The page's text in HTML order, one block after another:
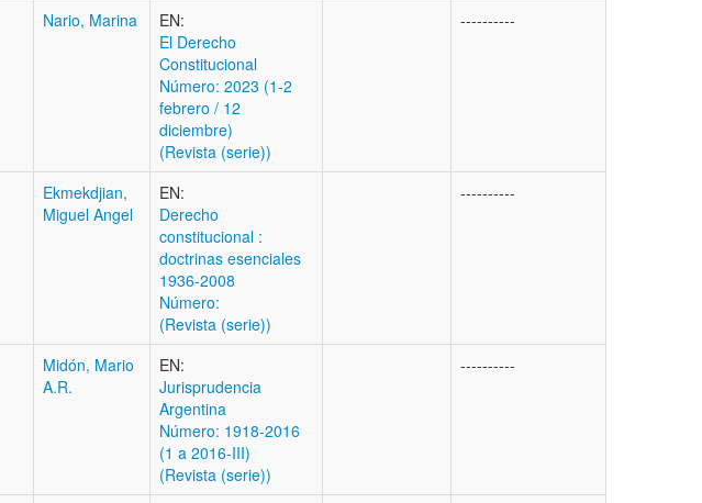
Nario, Marina
EN:
El Derecho
Constitucional
Número: 2023 (1-2
febrero / 12
diciembre)
(Revista (serie))
----------
Ekmekdjian,
Miguel Angel
EN:
Derecho
constitucional :
doctrinas esenciales
1936-2008
Número:
(Revista (serie))
----------
Midón, Mario
A.R.
EN:
Jurisprudencia
Argentina
Número: 1918-2016
(1 a 2016-III)
(Revista (serie))
----------